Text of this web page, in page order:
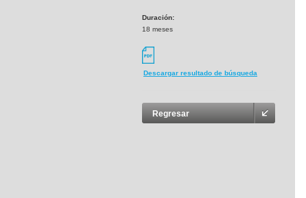
Duración:
18 meses
Descargar resultado de búsqueda
Regresar